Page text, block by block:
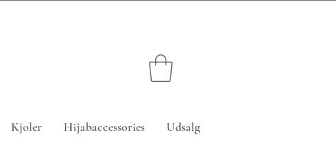
Kjoler Hijabaccessories Udsalg